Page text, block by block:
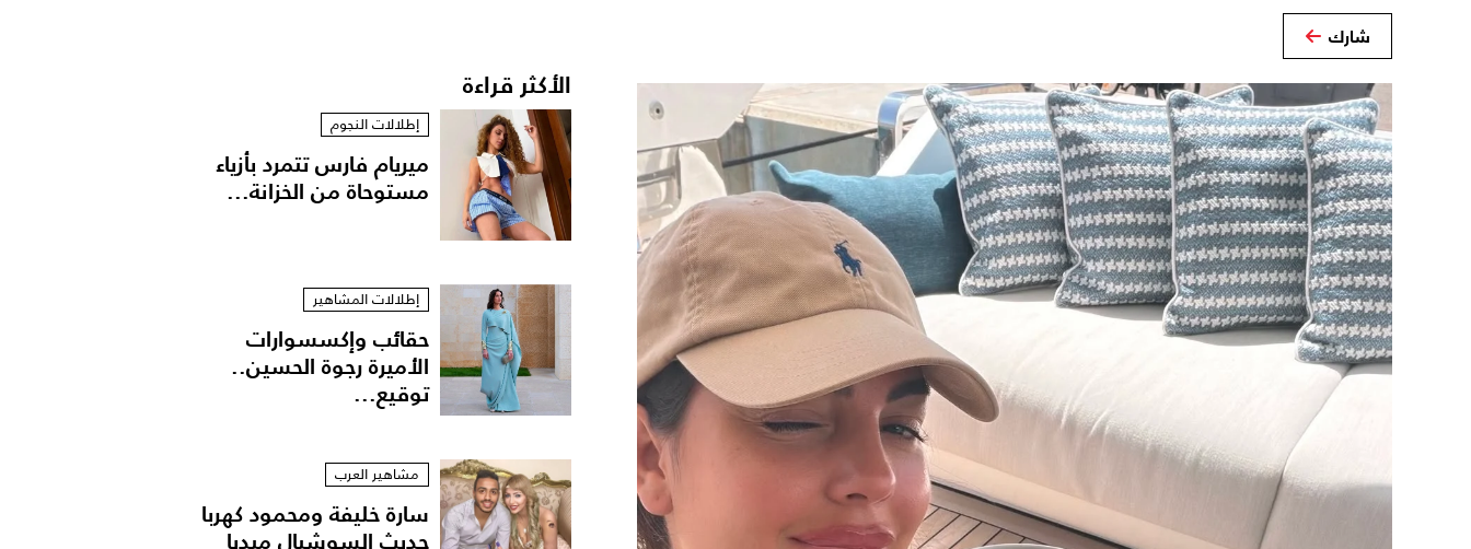
شارك
الأكثر قراءة
إطلالات النجوم
ميريام فارس تتمرد بأزياء
مستوحاة من الخزانة...
إطلالات المشاهير
حقائب وإكسسوارات
الأميرة رجوة الحسين..
توقيع...
مشاهير العرب
سارة خليفة ومحمود كهربا
حديث السوشيال ميديا